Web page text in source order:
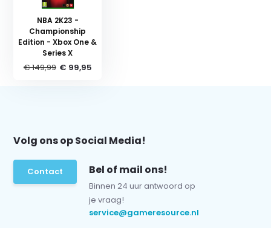
NBA 2K23 -
Championship
Edition - Xbox One &
Series X
€ 149,99 € 99,95
Volg ons op Social Media!
Contact Bel of mail ons!
Binnen 24 uur antwoord op
je vraag!
service@gameresource.nl